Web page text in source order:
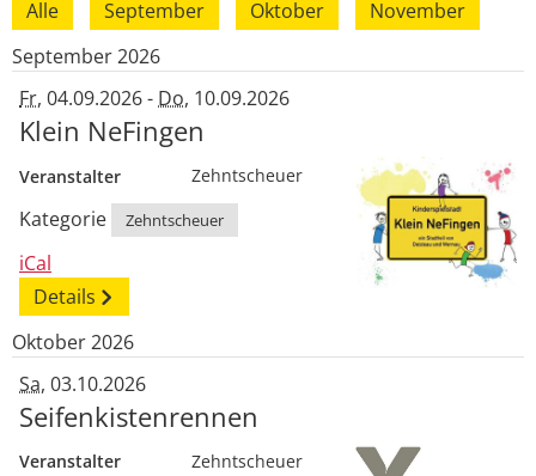
Alle September Oktober
November
September 2026
Fr, 04.09.2026- Do, 10.09.2026
Klein NeFingen
Veranstalter Zehntscheuer
Kategorie Zehntscheuer
iCal
Details
Oktober 2026
Sa, 03.10.2026
Seifenkistenrennen
Veranstalter
Zehntscheuer